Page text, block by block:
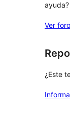
ayuda?
Ver
¿Este